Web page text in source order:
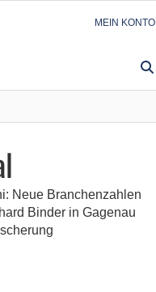
MEIN KONTO
Neue Branchenzahlen
Binder in Gagenau